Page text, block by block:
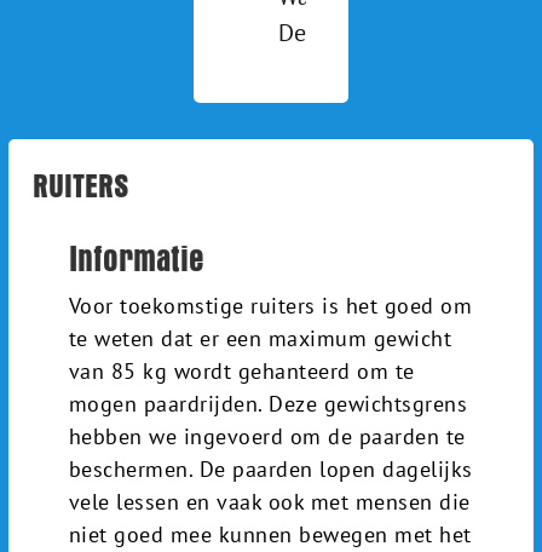
Deze [...]
RUITERS
Informatie
Voor toekomstige ruiters is het goed om
te weten dat er een maximum gewicht
van 85 kg wordt gehanteerd om te
mogen paardrijden. Deze gewichtsgrens
hebben we ingevoerd om de paarden te
beschermen. De paarden lopen dagelijks
vele lessen en vaak ook met mensen die
niet goed mee kunnen bewegen met het